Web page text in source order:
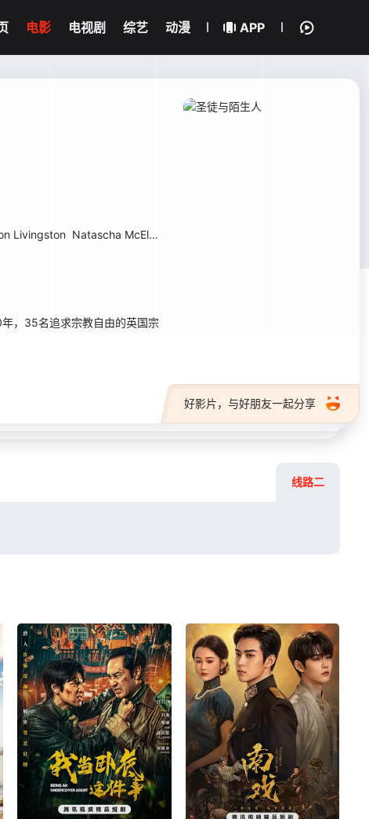
电影 电视剧 综艺 动漫 APP
Livingston Natascha McElhone
，35名追求宗教自由的英国宗
好影片，与好朋友一起分享
线路二